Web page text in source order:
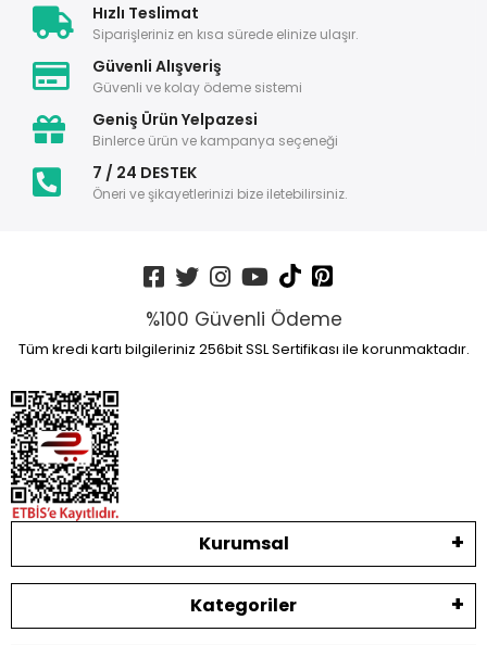
Hızlı Teslimat
Siparişleriniz en kısa sürede elinize ulaşır.
Güvenli Alışveriş
Güvenli ve kolay ödeme sistemi
Geniş Ürün Yelpazesi
Binlerce ürün ve kampanya seçeneği
7 / 24 DESTEK
Öneri ve şikayetlerinizi bize iletebilirsiniz.
%100 Güvenli Ödeme
Tüm kredi kartı bilgileriniz 256bit SSL Sertifikası ile korunmaktadır.
Kurumsal
Kategoriler